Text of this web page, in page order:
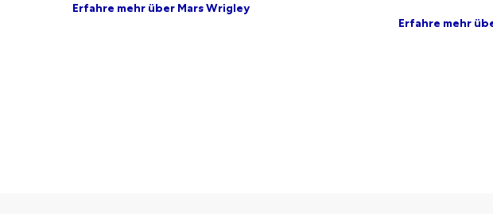
Erfahre mehr über Mars Wrigley
Erfahre mehr